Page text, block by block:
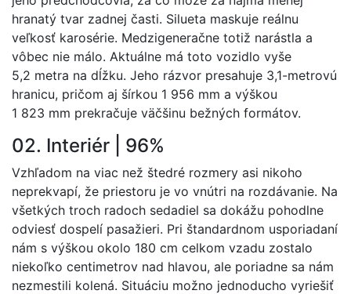
hranatý tvar zadnej časti. Silueta maskuje reálnu
veľkosť karosérie. Medzigeneračne totiž narástla a
vôbec nie málo. Aktuálne má toto vozidlo vyše
5,2 metra na dĺžku. Jeho rázvor presahuje 3,1-metrovú
hranicu, pričom aj šírkou 1 956 mm a výškou
1 823 mm prekračuje väčšinu bežných formátov.
02. Interiér | 96%
Vzhľadom na viac než štedré rozmery asi nikoho
neprekvapí, že priestoru je vo vnútri na rozdávanie. Na
všetkých troch radoch sedadiel sa dokážu pohodlne
odviesť dospelí pasažieri. Pri štandardnom usporiadaní
nám s výškou okolo 180 cm celkom vzadu zostalo
niekoľko centimetrov nad hlavou, ale poriadne sa nám
nezmestili kolená. Situáciu možno jednoducho vyriešiť